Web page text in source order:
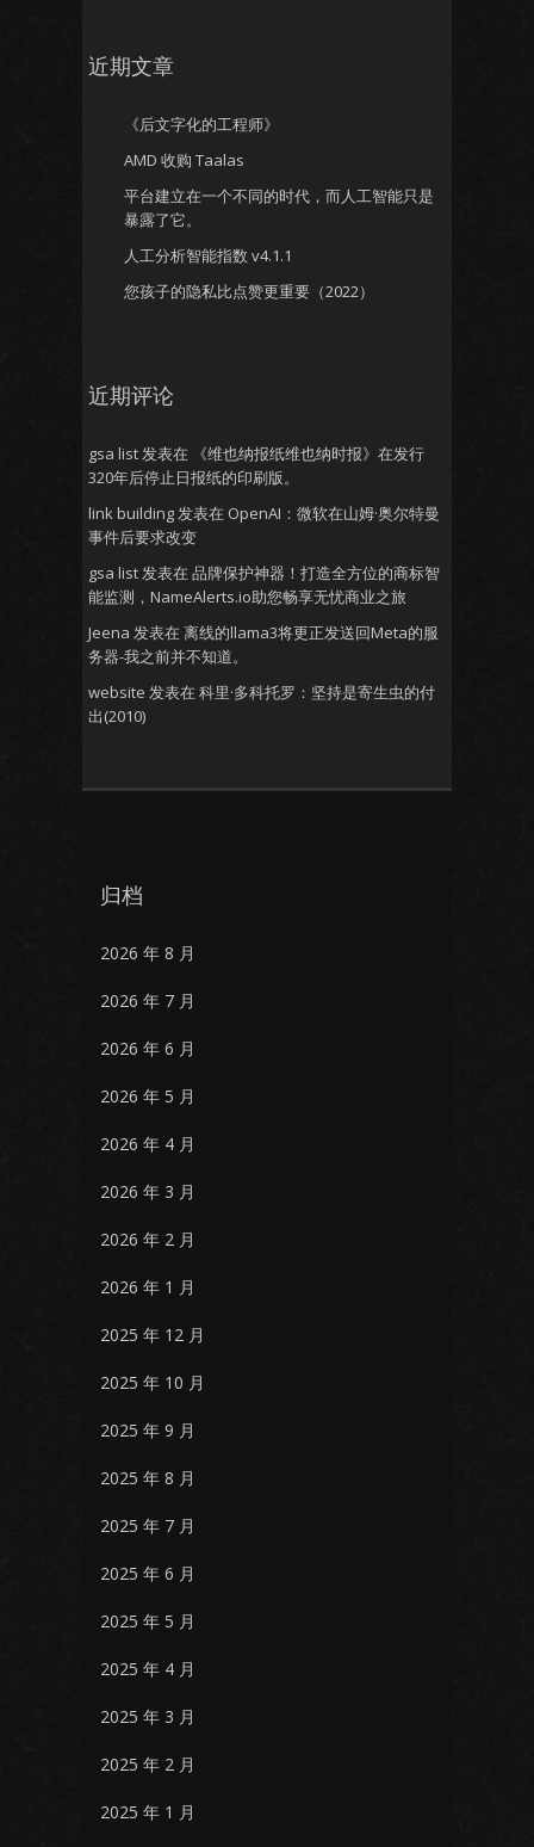
近期文章
《后文字化的工程师》
AMD 收购 Taalas
平台建立在一个不同的时代，而人工智能只是
暴露了它。
人工分析智能指数 v4.1.1
您孩子的隐私比点赞更重要（2022）
近期评论
gsa list发表在
《维也纳报纸维也纳时报》在发行
320年后停止日报纸的印刷版。
link building发表在 OpenAI：微软在山姆·奥尔特曼
事件后要求改变
gsa list发表在 品牌保护神器！打造全方位的商标智
能监测，NameAlerts.io助您畅享无忧商业之旅
Jeena 发表在 离线的llama3将更正发送回Meta的服
务器-我之前并不知道。
website 发表在 科里·多科托罗：坚持是寄生虫的付
出(2010)
归档
2026 年 8 月
2026 年 7 月
2026 年 6 月
2026 年 5 月
2026 年 4 月
2026 年 3 月
2026 年 2 月
2026 年 1 月
2025 年 12 月
2025 年 10 月
2025 年 9 月
2025 年 8 月
2025 年 7 月
2025 年 6 月
2025 年 5 月
2025 年 4 月
2025 年 3 月
2025 年 2 月
2025 年 1 月